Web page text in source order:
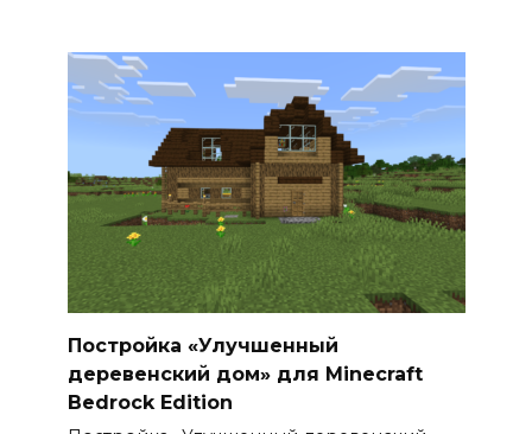
Постройка «Улучшенный
деревенский дом» для Minecraft
Bedrock Edition